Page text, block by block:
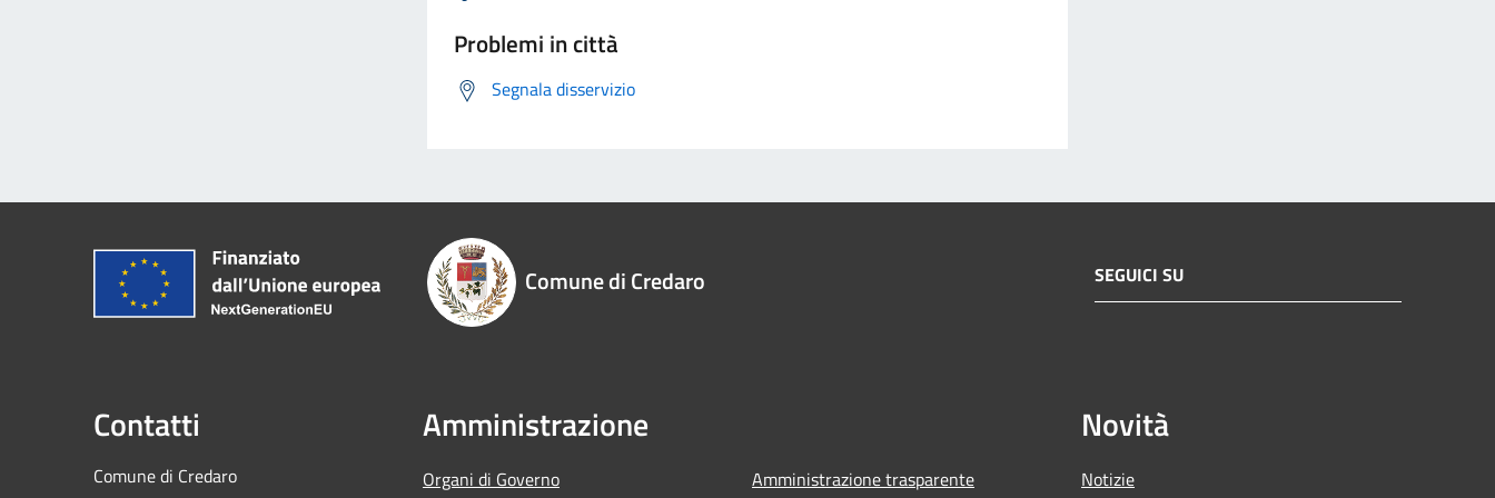
Problemi in città
Segnala disservizio
Comune di Credaro SEGUICI SU
Contatti
Comune di Credaro
Amministrazione
Organi di Governo Amministrazione trasparente
Novità
Notizie